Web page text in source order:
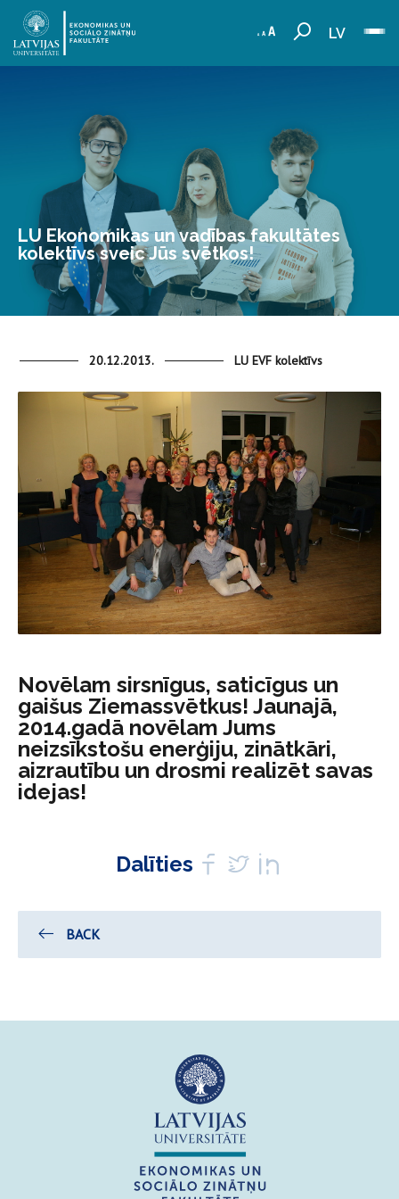
LV
LU Ekonomikas un vadības fakultātes
kolektīvs sveic Jūs svētkos!
20.12.2013. LU EVF kolektīvs
Novēlam sirsnīgus, saticīgus un
gaišus Ziemassvētkus! Jaunajā,
2014.gadā novēlam Jums
neizsīkstošu enerģiju, zinātkāri,
aizrautību un drosmi realizēt savas
idejas!
Dalīties
BACK